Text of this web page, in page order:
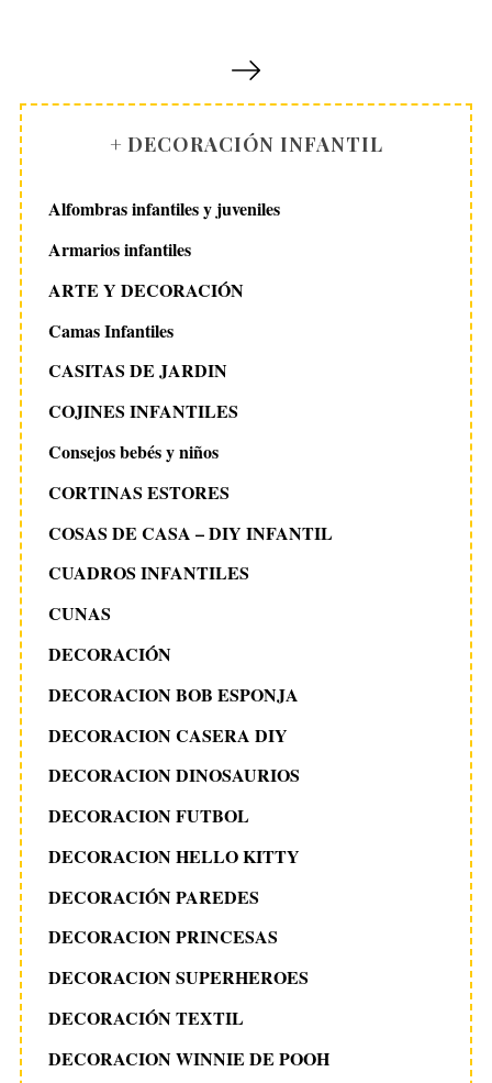
g
i
n
a
c
i
ó
n
d
e
e
n
t
r
a
d
a
s
+ DECORACIÓN INFANTIL
Alfombras infantiles y juveniles
Armarios infantiles
ARTE Y DECORACIÓN
Camas Infantiles
CASITAS DE JARDIN
COJINES INFANTILES
Consejos bebés y niños
CORTINAS ESTORES
COSAS DE CASA – DIY INFANTIL
CUADROS INFANTILES
CUNAS
DECORACIÓN
DECORACION BOB ESPONJA
DECORACION CASERA DIY
DECORACION DINOSAURIOS
DECORACION FUTBOL
DECORACION HELLO KITTY
DECORACIÓN PAREDES
DECORACION PRINCESAS
DECORACION SUPERHEROES
DECORACIÓN TEXTIL
DECORACION WINNIE DE POOH
S
e
r
h
f
r
: